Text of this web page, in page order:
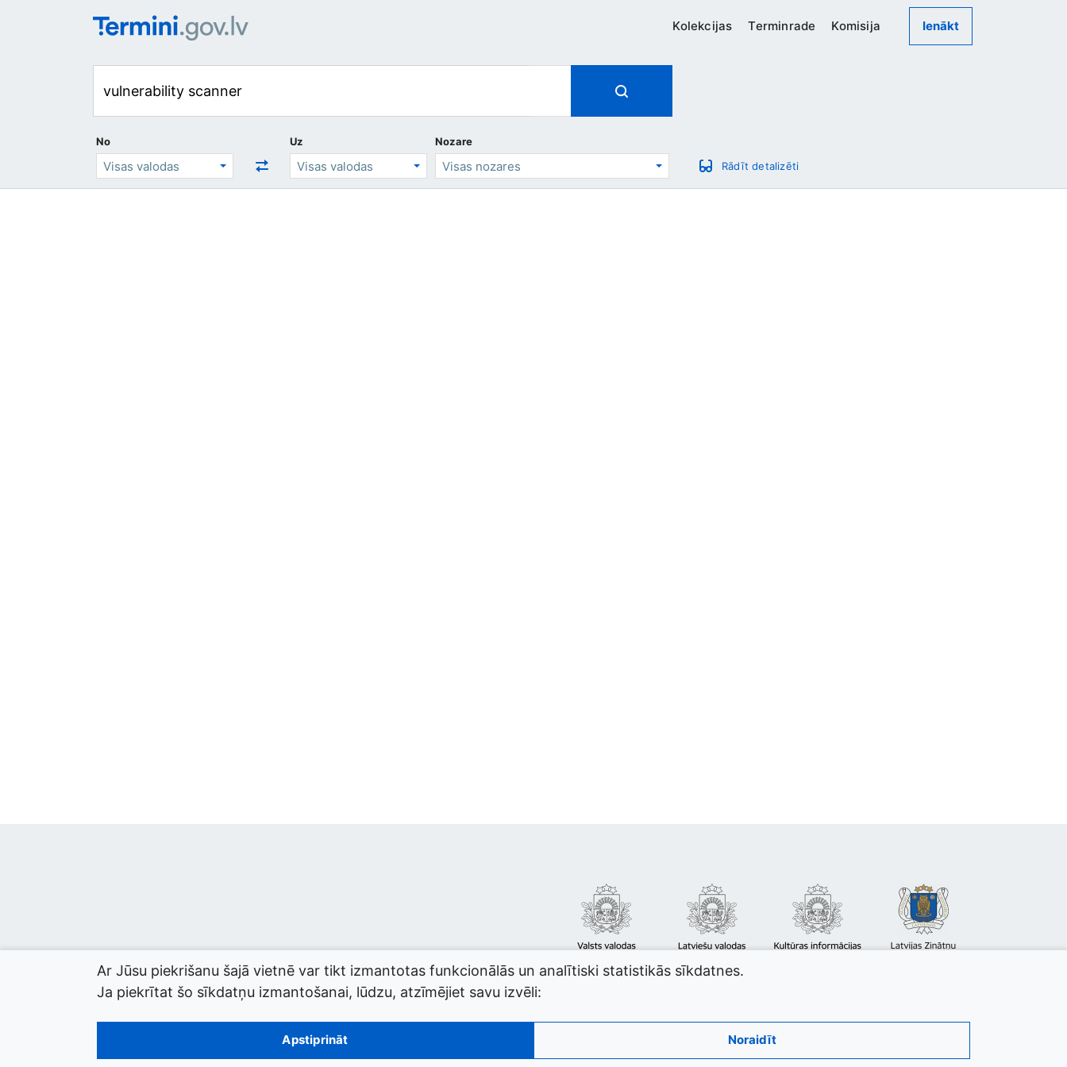
Kolekcijas Terminrade Komisija Ienākt
No Uz
Nozare
Rādīt detalizēti
© 2026 termini.gov.lv. Izstrādātājs:
Ar Jūsu piekrišanu šajā vietnē var tikt izmantotas funkcionālās un analītiski statistikās sīkdatnes.
Ja piekrītat šo sīkdatņu izmantošanai, lūdzu, atzīmējiet savu izvēli:
Apstiprināt Noraidīt